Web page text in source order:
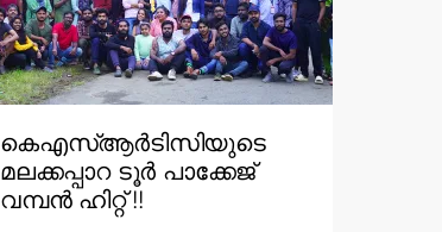
കെഎസ്ആർടിസിയുടെ
മലക്കപ്പാറ ടൂർ പാക്കേജ്
വമ്പൻ ഹിറ്റ് !!